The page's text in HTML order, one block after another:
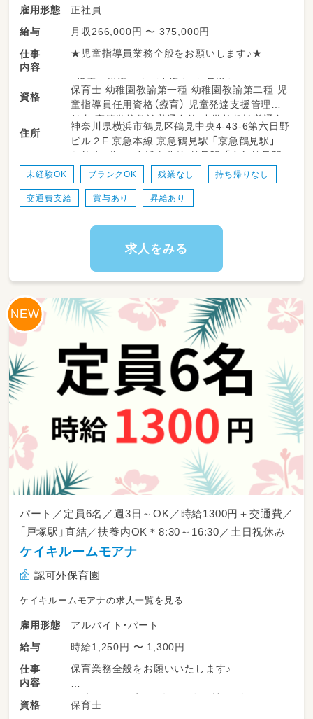
雇用形態
正社員
給与
月収266,000円 〜 375,000円
仕事
内容
★児童指導員業務全般をお願いします♪★
・児童の送迎および出迎え・お見送り
・子どもたちの健康状態のチェックと日中の見
守り・サポート
・工作や運動レクリエーションなど療育プログ
ラムの企画・実施
ーションのサポート
・保護者さまへの一日のご様子の報告・共有
・正社員・パートスタッフ間の申し送りや活動記
・施設内の衛生管理やおもちゃ・備品の消毒・片
※正社員として、毎日のプログラム進行やチー
中心となって施設を支える役割をお任せします
✨
資格
保育士 幼稚園教諭第一種 幼稚園教諭第二種 児
童指導員任用資格（療育） 児童発達支援管理責
任者 高等学校教諭普通免許 中学校教諭普通免
許 小学校教諭普通免許 社会福祉士 言語聴覚士
作業療法士 理学療法士 心理士 普通自動車運転
免許
住所
神奈川県横浜市鶴見区鶴見中央4-43-6第六日野
ビル２F 京急本線 京急鶴見駅 「京急鶴見駅」か
ら徒歩6分 JR京浜東北線 鶴見駅 「京急鶴見駅」
から徒歩9分
未経験OK ブランクOK 残業なし 持ち帰りなし
交通費支給 賞与あり 昇給あり
求人をみる
パート／定員6名／週3日～OK／時給1300円＋交通費／
「戸塚駅」直結／扶養内OK＊8:30～16:30／土日祝休み
ケイキルームモアナ
認可外保育園
ケイキルームモアナの求人一覧を見る
雇用形態
アルバイト・パート
給与
時給1,250円 〜 1,300円
仕事
内容
保育業務全般をお願いいたします♪
一時預かりは定員6名で現在正社員2名とパート
さんで
資格 保育士